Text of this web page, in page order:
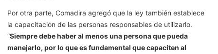
Por otra parte, Comadira agregó que la ley también establece
la capacitación de las personas responsables de utilizarlo.
“Siempre debe haber al menos una persona que pueda
manejarlo, por lo que es fundamental que capaciten al